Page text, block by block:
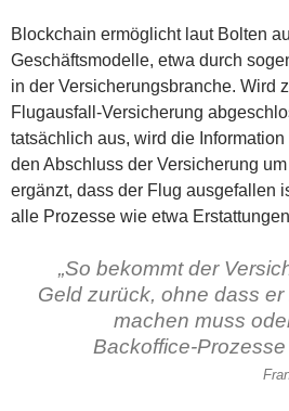
Blockchain ermöglicht laut Bolten
Geschäftsmodelle, etwa durch
in der Versicherungsbranche. Wird
Flugausfall-Versicherung
tatsächlich aus, wird die
den Abschluss der Versicherung
ergänzt, dass der Flug ausgefallen
alle Prozesse wie etwa
„So bekommt der
Geld zurück, ohne dass
machen muss
Backoffice-